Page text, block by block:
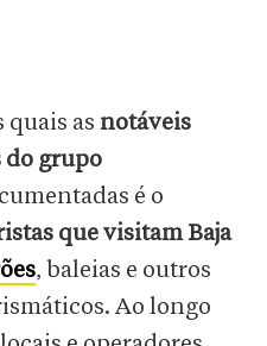
quais as notáveis
do grupo
é o
que visitam Baja
, baleias e outros
Ao longo